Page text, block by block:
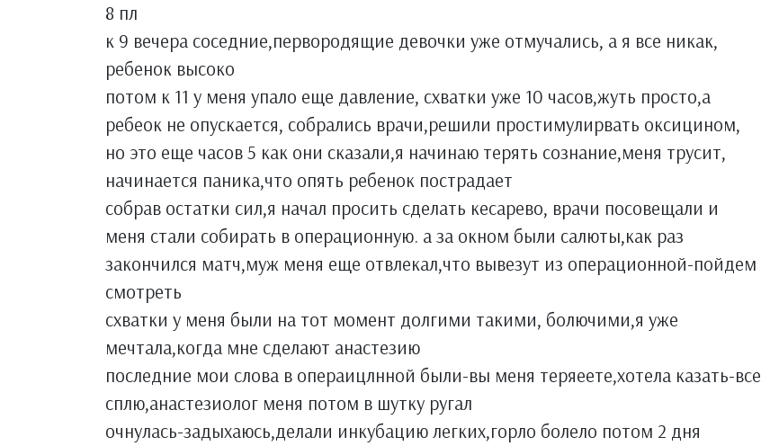
8 пл
к 9 вечера соседние,первородящие девочки уже отмучались, а я все никак,
ребенок высоко
потом к 11 у меня упало еще давление, схватки уже 10 часов,жуть просто,а
ребеок не опускается, собрались врачи,решили простимулирвать оксицином,
но это еще часов 5 как они сказали,я начинаю терять сознание,меня трусит,
начинается паника,что опять ребенок пострадает
собрав остатки сил,я начал просить сделать кесарево, врачи посовещали и
меня стали собирать в операционную. а за окном были салюты,как раз
закончился матч,муж меня еще отвлекал,что вывезут из операционной-пойдем
смотреть
схватки у меня были на тот момент долгими такими, болючими,я уже
мечтала,когда мне сделают анастезию
последние мои слова в операицлнной были-вы меня теряеете,хотела казать-все
сплю,анастезиолог меня потом в шутку ругал
очнулась-задыхаюсь,делали инкубацию легких,горло болело потом 2 дня